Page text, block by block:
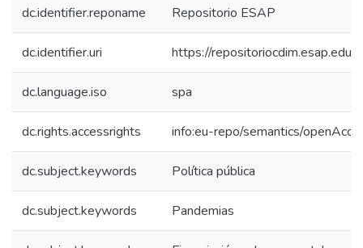
dc.identifier.reponame Repositorio ESAP
dc.identifier.uri https://
dc.language.iso spa
dc.rights.accessrights info:eu-repo/semantics/
dc.subject.keywords Política pública
dc.subject.keywords Pandemias